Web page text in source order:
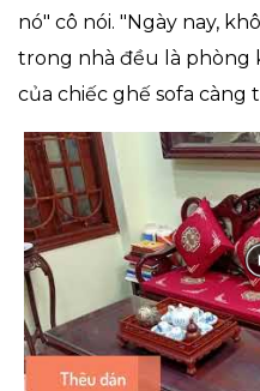
nó" cô nói. "Ngày nay,
trong nhà đều là phòng
của chiếc ghế sofa càng